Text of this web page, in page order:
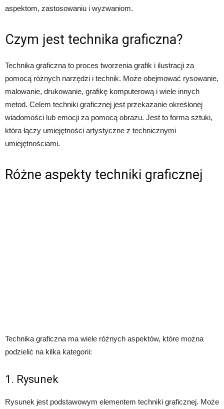
aspektom, zastosowaniu i wyzwaniom.
Czym jest technika graficzna?
Technika graficzna to proces tworzenia grafik i ilustracji za
pomocą różnych narzędzi i technik. Może obejmować rysowanie,
malowanie, drukowanie, grafikę komputerową i wiele innych
metod. Celem techniki graficznej jest przekazanie określonej
wiadomości lub emocji za pomocą obrazu. Jest to forma sztuki,
która łączy umiejętności artystyczne z technicznymi
umiejętnościami.
Różne aspekty techniki graficznej
Technika graficzna ma wiele różnych aspektów, które można
podzielić na kilka kategorii:
1. Rysunek
Rysunek jest podstawowym elementem techniki graficznej. Może